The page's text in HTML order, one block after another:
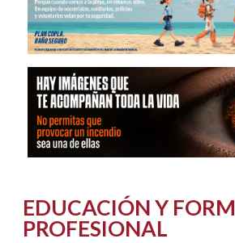
EDUCACIÓN Y
PROFESIONAL